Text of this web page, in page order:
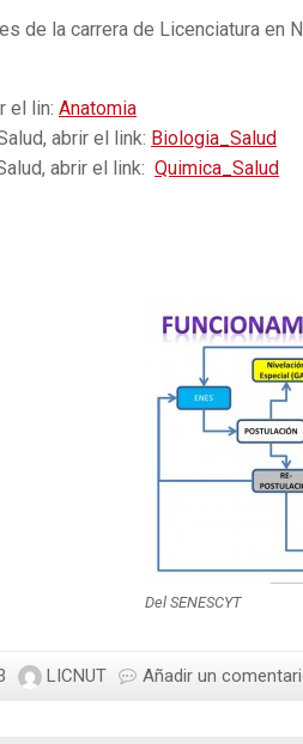
de la carrera de Licenciatura en
el lin: Anatomia
abrir el link: Biologia_Salud
abrir el link: Quimica_Salud
Del SENESCYT
LICNUT Añadir un